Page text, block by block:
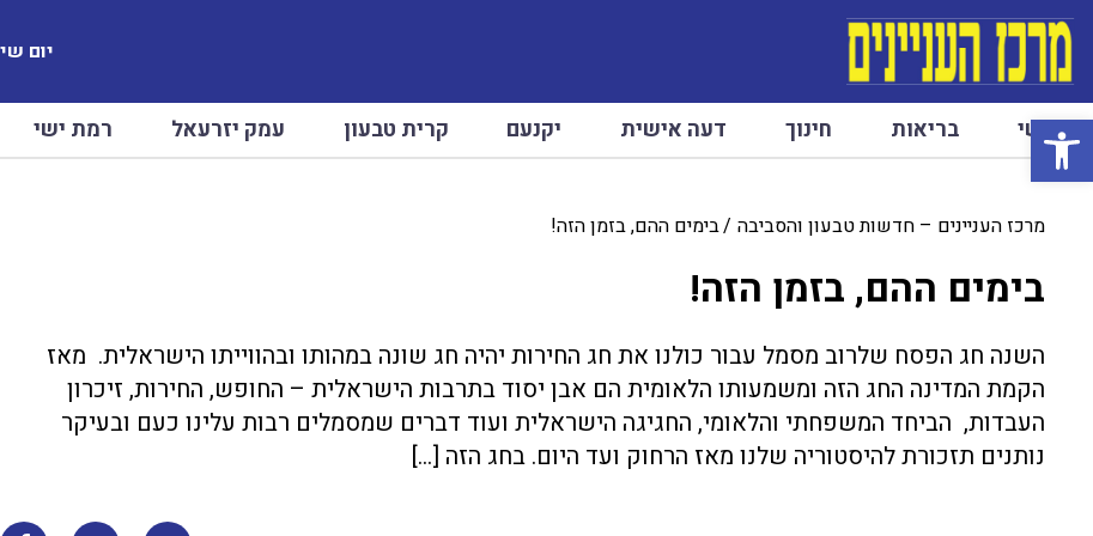
פתח סרגל נגישות
יום שישי
ראשי בריאות חינוך דעה אישית יקנעם קרית טבעון עמק יזרעאל רמת ישי
מרכז העניינים – חדשות טבעון והסביבה בימים ההם, בזמן הזה!
בימים ההם, בזמן הזה!
השנה חג הפסח שלרוב מסמל עבור כולנו את חג החירות יהיה חג שונה במהותו ובהווייתו הישראלית. מאז
הקמת המדינה החג הזה ומשמעותו הלאומית הם אבן יסוד בתרבות הישראלית – החופש, החירות, זיכרון
העבדות, הביחד המשפחתי והלאומי, החגיגה הישראלית ועוד דברים שמסמלים רבות עלינו כעם ובעיקר
נותנים תזכורת להיסטוריה שלנו מאז הרחוק ועד היום. בחג הזה […]